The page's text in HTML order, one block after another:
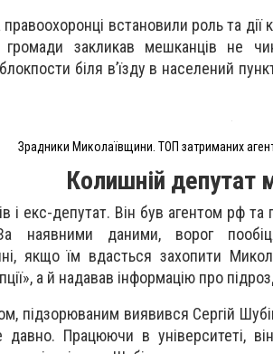
встановили роль та дії
громади закликав мешканців не
біля в’їзду в населений
Зрадники Миколаївщини. ТОП затриманих
Колишній депутат
і екс-депутат. Він був агентом рф та
За наявними даними, ворог
якщо їм вдасться захопити
а й надавав інформацію про
підзорюваним виявився Сергій
давно. Працюючи в університеті,